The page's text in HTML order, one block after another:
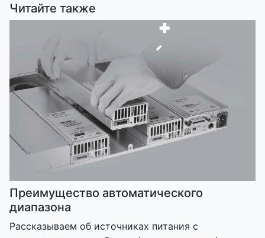
Читайте также
Преимущество автоматического
диапазона
Рассказываем об источниках питания с